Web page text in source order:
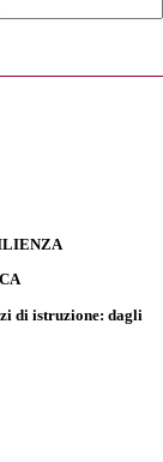
di istruzione: dagli